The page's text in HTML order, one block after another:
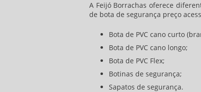
A Feijó Borrachas oferece
de bota de segurança preço
Bota de PVC cano curto
Bota de PVC cano longo;
Bota de PVC Flex;
Botinas de segurança;
Sapatos de segurança.